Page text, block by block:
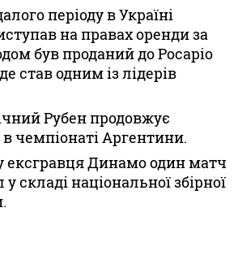
періоду в Україні
на правах оренди за
був проданий до Росаріо
став одним із лідерів
Рубен продовжує
чемпіонаті Аргентини.
ексгравця Динамо один матч
у складі національної збірної